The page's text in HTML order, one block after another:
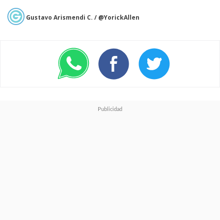
Finn Balor vs. Dominik
Mysterio Lucha Fatal de
Campeonato Intercontinental
Gustavo Arismendi C. / @YorickAllen